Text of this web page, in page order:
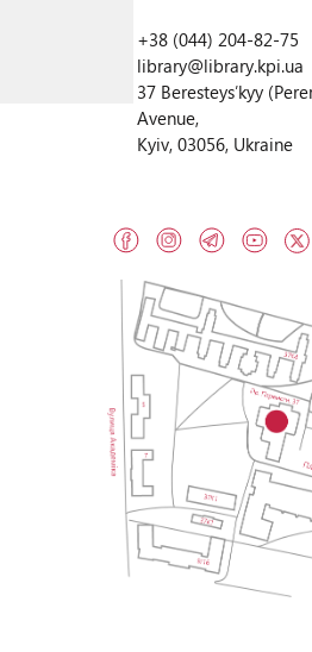
+38 (044) 204-82-75
library@library.kpi.ua
37 Beresteysʹkyy
Avenue,
Kyiv, 03056, Ukraine